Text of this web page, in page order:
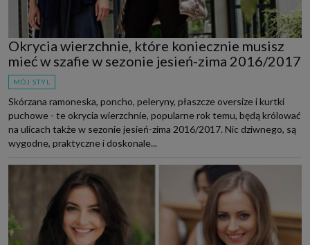
Okrycia wierzchnie, które koniecznie musisz
mieć w szafie w sezonie jesień-zima 2016/2017
MÓJ STYL
Skórzana ramoneska, poncho, peleryny, płaszcze oversize i kurtki
puchowe - te okrycia wierzchnie, popularne rok temu, będą królować
na ulicach także w sezonie jesień-zima 2016/2017. Nic dziwnego, są
wygodne, praktyczne i doskonale...